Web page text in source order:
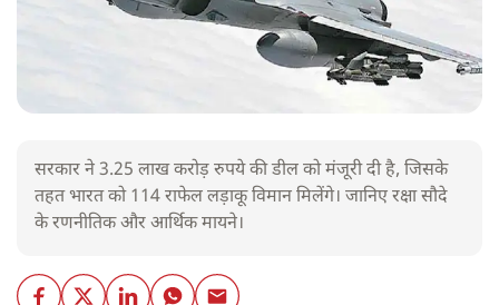
सरकार ने 3.25 लाख करोड़ रुपये की डील को मंजूरी दी है, जिसके
तहत भारत को 114 राफेल लड़ाकू विमान मिलेंगे। जानिए रक्षा सौदे
के रणनीतिक और आर्थिक मायने।